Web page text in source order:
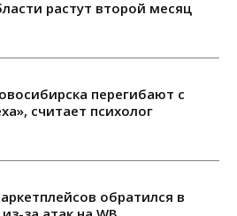
растут второй месяц
перегибают с
считает психолог
обратился в